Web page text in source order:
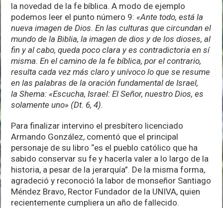
la novedad de la fe bíblica. A modo de ejemplo
podemos leer el punto número 9: «Ante todo, está la
nueva imagen de Dios. En las culturas que circundan el
mundo de la Biblia, la imagen de dios y de los dioses, al
fin y al cabo, queda poco clara y es contradictoria en sí
misma. En el camino de la fe bíblica, por el contrario,
resulta cada vez más claro y unívoco lo que se resume
en las palabras de la oración fundamental de Israel,
la Shema: «Escucha, Israel: El Señor, nuestro Dios, es
solamente uno» (Dt. 6, 4).
Para finalizar intervino el presbítero licenciado
Armando González, comentó que el principal
personaje de su libro “es el pueblo católico que ha
sabido conservar su fe y hacerla valer a lo largo de la
historia, a pesar de la jerarquía”. De la misma forma,
agradeció y reconoció la labor de monseñor Santiago
Méndez Bravo, Rector Fundador de la UNIVA, quien
recientemente cumpliera un año de fallecido.